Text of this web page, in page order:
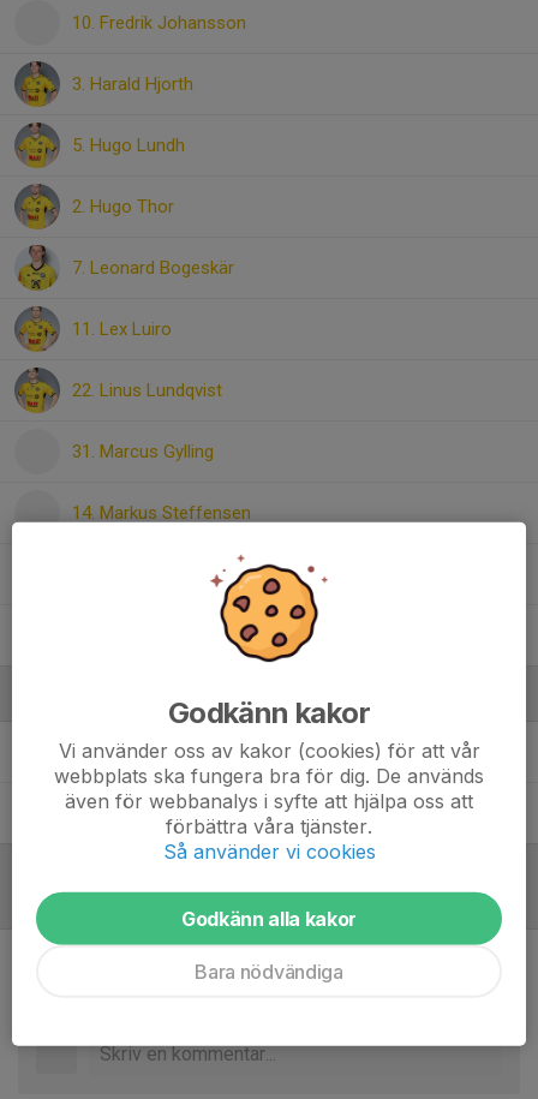
10. Fredrik Johansson
3. Harald Hjorth
5. Hugo Lundh
2. Hugo Thor
7. Leonard Bogeskär
11. Lex Luiro
22. Linus Lundqvist
31. Marcus Gylling
14. Markus Steffensen
Adel Ben Khalifa Assisterande tränare
Jonas MökanderHuvud tränare
Referat
Inget referat skrivet
Godkänn kakor
Vi använder oss av kakor (cookies) för att vår
webbplats ska fungera bra för dig. De används
även för webbanalys i syfte att hjälpa oss att
förbättra våra tjänster.
Så använder vi cookies
Godkänn alla kakor
Bara nödvändiga